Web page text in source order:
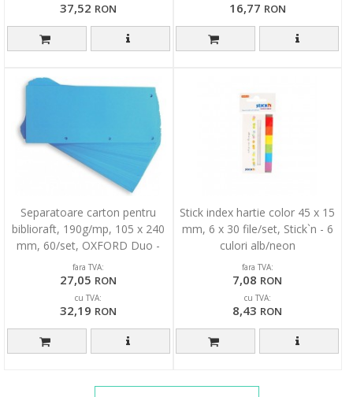
37,52 RON 16,77 RON
Separatoare carton pentru
biblioraft, 190g/mp, 105 x 240
mm, 60/set, OXFORD Duo -
albastru
fara TVA:
27,05 RON
cu TVA:
32,19 RON
Stick index hartie color 45 x 15
mm, 6 x 30 file/set, Stick`n - 6
culori alb/neon
fara TVA:
7,08 RON
cu TVA:
8,43 RON